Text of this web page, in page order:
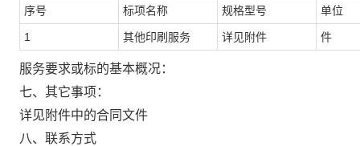
序号 标项名称 规格型号 单位
1 其他印刷服务 详见附件 件
服务要求或标的基本概况：
七、其它事项：
详见附件中的合同文件
八、联系方式